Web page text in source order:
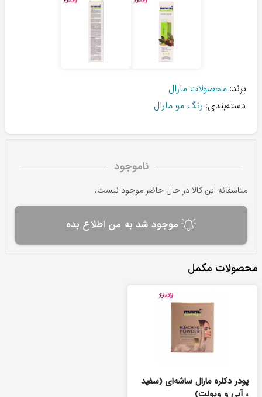
برند: محصولات مارال
دسته‌بندی: رنگ مو مارال
ناموجود
متاسفانه این کالا در حال حاضر موجود نیست.
موجود شد به من اطلاع بده
محصولات مکمل
پودر دکلره مارال ساشه‌ای (سفید
، آبی و ویولت)